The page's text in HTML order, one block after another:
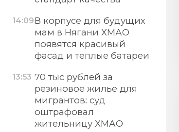
14:09В корпусе для будущих
мам в Нягани ХМАО
появятся красивый
фасад и теплые батареи
13:53 70 тыс рублей за
резиновое жилье для
мигрантов: суд
оштрафовал
жительницу ХМАО